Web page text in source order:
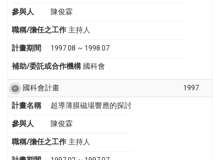
參與人 陳俊霖
職稱/擔任之工作 主持人
計畫期間 1997.08 ~ 1998.07
補助/委託或合作機構 國科會
國科會計畫
1997
計畫名稱
超導薄膜磁場響應的探討
參與人 陳俊霖
職稱/擔任之工作 主持人